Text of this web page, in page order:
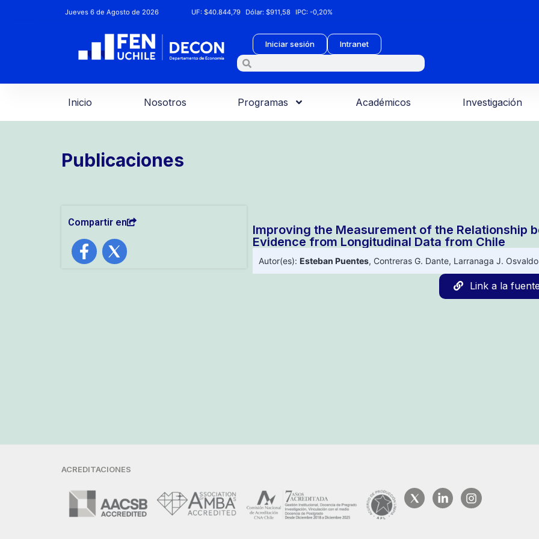
Jueves 6 de Agosto de 2026 UF:$40.844,79 Dólar:$911,58 IPC:-0,20%
Iniciar sesión Intranet
Inicio Nosotros Programas Académicos Investigación
Publicaciones
Compartir en
Improving the Measurement of the Relationship
Evidence from Longitudinal Data from Chile
Autor(es): Esteban Puentes, Contreras G. Dante, Larranaga J. Osvaldo
Link a la
ACREDITACIONES